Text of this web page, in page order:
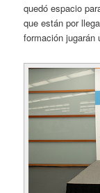
quedó espacio
que están por
formación jugarán